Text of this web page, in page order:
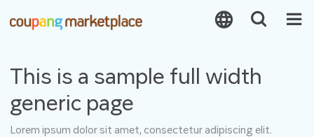
This is a sample full width
generic page
Lorem ipsum dolor sit amet, consectetur adipiscing elit.